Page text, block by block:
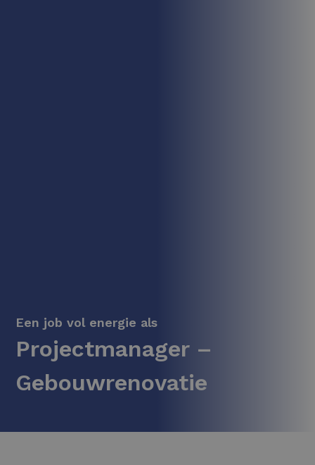
Een job vol energie als
Projectmanager –
Gebouwrenovatie